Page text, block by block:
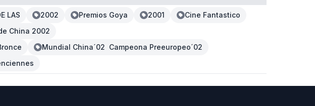
LAS 2002 Premios Goya 2001
Cine Fantastico
China 2002
Mundial China´02  Campeona Preeuropeo´02